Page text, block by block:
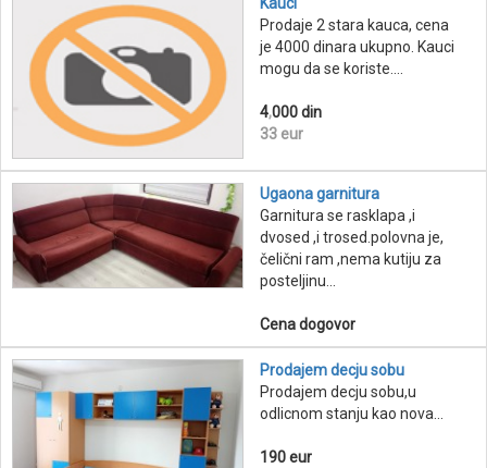
Kauci
Prodaje 2 stara kauca, cena
je 4000 dinara ukupno. Kauci
mogu da se koriste....
4,000 din
33 eur
Ugaona garnitura
Garnitura se rasklapa ,i
dvosed ,i trosed.polovna je,
čelični ram ,nema kutiju za
posteljinu...
Cena dogovor
Prodajem decju sobu
Prodajem decju sobu,u
odlicnom stanju kao nova...
190 eur